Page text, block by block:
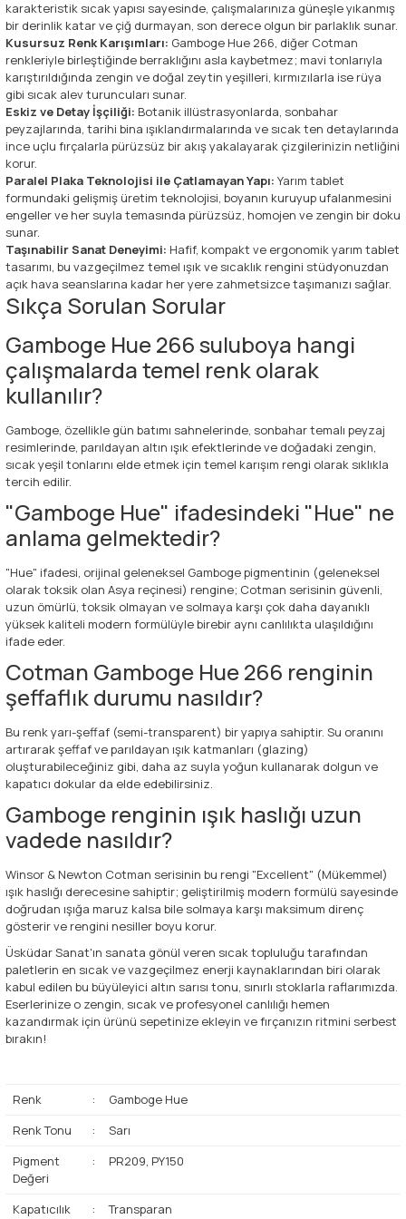
karakteristik sıcak yapısı sayesinde, çalışmalarınıza güneşle yıkanmış
bir derinlik katar ve çiğ durmayan, son derece olgun bir parlaklık sunar.
Kusursuz Renk Karışımları: Gamboge Hue 266, diğer Cotman
renkleriyle birleştiğinde berraklığını asla kaybetmez; mavi tonlarıyla
karıştırıldığında zengin ve doğal zeytin yeşilleri, kırmızılarla ise rüya
gibi sıcak alev turuncuları sunar.
Eskiz ve Detay İşçiliği: Botanik illüstrasyonlarda, sonbahar
peyzajlarında, tarihi bina ışıklandırmalarında ve sıcak ten detaylarında
ince uçlu fırçalarla pürüzsüz bir akış yakalayarak çizgilerinizin netliğini
korur.
Paralel Plaka Teknolojisi ile Çatlamayan Yapı: Yarım tablet
formundaki gelişmiş üretim teknolojisi, boyanın kuruyup ufalanmesini
engeller ve her suyla temasında pürüzsüz, homojen ve zengin bir doku
sunar.
Taşınabilir Sanat Deneyimi: Hafif, kompakt ve ergonomik yarım tablet
tasarımı, bu vazgeçilmez temel ışık ve sıcaklık rengini stüdyonuzdan
açık hava seanslarına kadar her yere zahmetsizce taşımanızı sağlar.
Sıkça Sorulan Sorular
Gamboge Hue 266 suluboya hangi
çalışmalarda temel renk olarak
kullanılır?
Gamboge, özellikle gün batımı sahnelerinde, sonbahar temalı peyzaj
resimlerinde, parıldayan altın ışık efektlerinde ve doğadaki zengin,
sıcak yeşil tonlarını elde etmek için temel karışım rengi olarak sıklıkla
tercih edilir.
"Gamboge Hue" ifadesindeki "Hue" ne
anlama gelmektedir?
"Hue" ifadesi, orijinal geleneksel Gamboge pigmentinin (geleneksel
olarak toksik olan Asya reçinesi) rengine; Cotman serisinin güvenli,
uzun ömürlü, toksik olmayan ve solmaya karşı çok daha dayanıklı
yüksek kaliteli modern formülüyle birebir aynı canlılıkta ulaşıldığını
ifade eder.
Cotman Gamboge Hue 266 renginin
şeffaflık durumu nasıldır?
Bu renk yarı-şeffaf (semi-transparent) bir yapıya sahiptir. Su oranını
artırarak şeffaf ve parıldayan ışık katmanları (glazing)
oluşturabileceğiniz gibi, daha az suyla yoğun kullanarak dolgun ve
kapatıcı dokular da elde edebilirsiniz.
Gamboge renginin ışık haslığı uzun
vadede nasıldır?
Winsor & Newton Cotman serisinin bu rengi "Excellent" (Mükemmel)
ışık haslığı derecesine sahiptir; geliştirilmiş modern formülü sayesinde
doğrudan ışığa maruz kalsa bile solmaya karşı maksimum direnç
gösterir ve rengini nesiller boyu korur.
Üsküdar Sanat'ın sanata gönül veren sıcak topluluğu tarafından
paletlerin en sıcak ve vazgeçilmez enerji kaynaklarından biri olarak
kabul edilen bu büyüleyici altın sarısı tonu, sınırlı stoklarla raflarımızda.
Eserlerinize o zengin, sıcak ve profesyonel canlılığı hemen
kazandırmak için ürünü sepetinize ekleyin ve fırçanızın ritmini serbest
bırakın!
Renk :
Gamboge Hue
Renk Tonu
:
Sarı
Pigment
Değeri
: PR209, PY150
Kapatıcılık : Transparan